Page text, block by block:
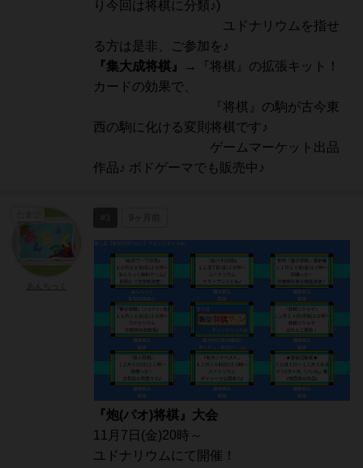
り今回は将棋に分類♪)
ユドナリウムを指せ
る方は是非、ご参加を♪
『集大成将棋』
→『将棋』の拡張キット！
カードの効果で、
『将棋』の駒が古今東
西の駒に化ける変則将棋です♪
ゲームマーケット出品
作品♪ ボドゲーマでも販売中♪
『炮(パオ)将棋』大会
11月7日(金)20時～
ユドナリウムにて開催！